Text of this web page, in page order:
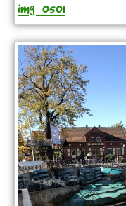
img_0501